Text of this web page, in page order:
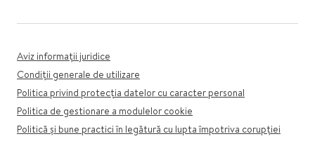
Aviz informații juridice
Condiții generale de utilizare
Politica privind protecția datelor cu caracter personal
Politica de gestionare a modulelor cookie
Politică și bune practici în legătură cu lupta împotriva corupției